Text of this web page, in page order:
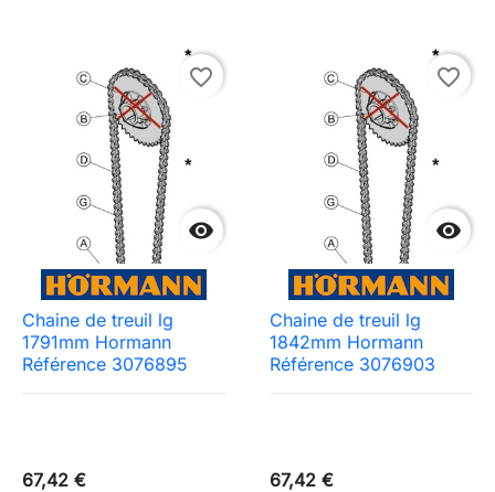

favorite_border
Chaine de treuil lg
1791mm Hormann
Référence 3076895
67,42 €

favorite_border
Chaine de treuil lg
1842mm Hormann
Référence 3076903
67,42 €